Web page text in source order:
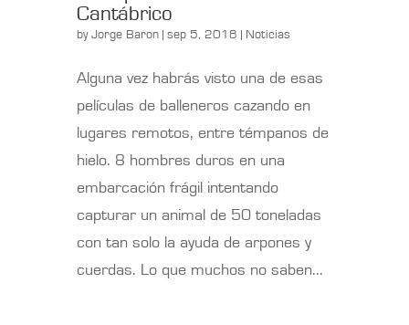
Cantábrico
by Jorge Baron | sep 5, 2018 | Noticias
Alguna vez habrás visto una de esas
películas de balleneros cazando en
lugares remotos, entre témpanos de
hielo. 8 hombres duros en una
embarcación frágil intentando
capturar un animal de 50 toneladas
con tan solo la ayuda de arpones y
cuerdas. Lo que muchos no saben...